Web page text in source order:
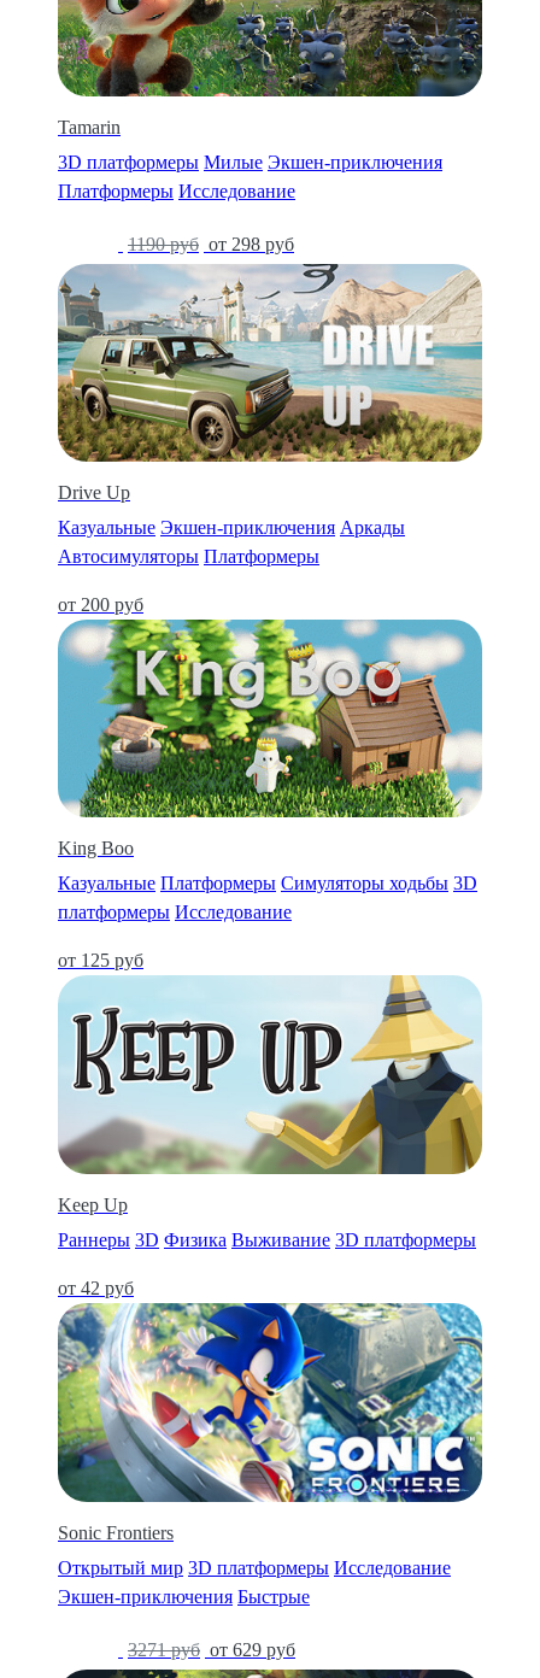
Tamarin
3D платформеры Милые Экшен-приключения
Платформеры Исследование
1190 руб от 298 руб
Drive Up
Казуальные Экшен-приключения Аркады
Автосимуляторы Платформеры
от 200 руб
King Boo
Казуальные Платформеры Симуляторы ходьбы 3D
платформеры Исследование
от 125 руб
Keep Up
Раннеры 3D Физика Выживание 3D платформеры
от 42 руб
Sonic Frontiers
Открытый мир 3D платформеры Исследование
Экшен-приключения Быстрые
3271 руб от 629 руб